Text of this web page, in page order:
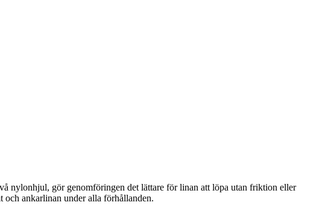
nylonhjul, gör genomföringen det lättare för linan att löpa utan friktion eller
och ankarlinan under alla förhållanden.